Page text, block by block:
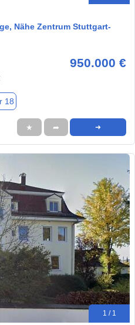
Nähe Zentrum Stuttgart-
950.000 €
18
★ ➦ ➜
1 / 1